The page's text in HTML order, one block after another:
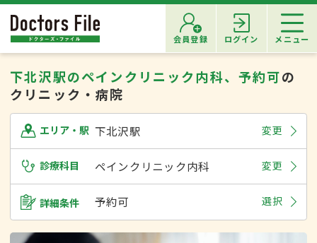
会員登録 ログイン メニュー
下北沢駅のペインクリニック内科、予約可の
クリニック・病院
エリア・駅 下北沢駅 変更
診療科目 ペインクリニック内科 変更
詳細条件 予約可 選択